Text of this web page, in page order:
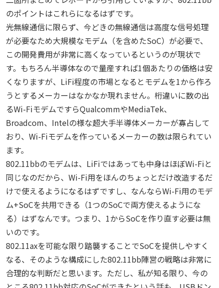
のポイントはこれらになるはずです。
光無線通信に限らず、今どきの無線通信は高度な信号処理
が必要なため大規模なモデム（を含めたSoC）が必要で、
この開発費用が非常に高くなっているというのが現状で
す。もちろん半導体なので量産すれば1個あたりの価格は安
くなりますが、LiFi程度の市場となるとモデムを1から作ろ
うとするメーカーはなかなか現れません。桁違いに数の出
るWi-FiモデムですらQualcommやMediaTek、
Broadcom、Intelの様な超大手半導体メーカーが寡占して
おり、Wi-Fiモデムを作っているメーカーの数は限られてい
ます。
802.11bbのモデムは、LiFiではあっても中身はほぼWi-Fiと
同じなのだから、Wi-Fi用をほんのちょっとだけ改造するだ
けで使えるようになるはずですし、なんならWi-Fi用のモデ
ム+SoCを共用できる（1つのSoCで両方使えるようにな
る）はずなんです。つまり、1からSoCを作り直す必要は無
いのです。
802.11axを可能な限り踏襲することでSoCを提供しやすく
なる、そのような構成にした802.11bb陣営の戦略は非常に
合理的な判断だと思います。ただし、私が知る限り、今の